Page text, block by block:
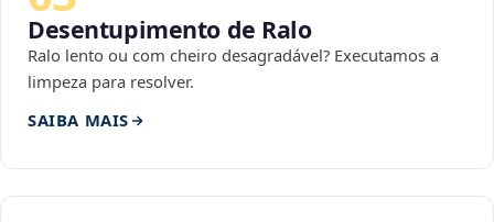
Desentupimento de Ralo
Ralo lento ou com cheiro desagradável? Executamos a
limpeza para resolver.
SAIBA MAIS